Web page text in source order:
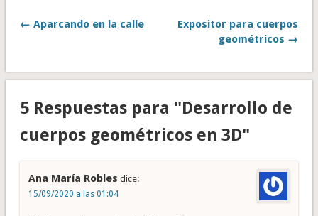
← Aparcando en la calle
Expositor para cuerpos
geométricos →
5 Respuestas para "Desarrollo de
cuerpos geométricos en 3D"
Ana María Robles dice:
15/09/2020 a las 01:04